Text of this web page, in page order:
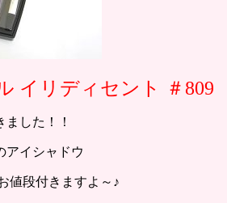
イリディセント ＃809
した！！
アイシャドウ
値段付きますよ～♪